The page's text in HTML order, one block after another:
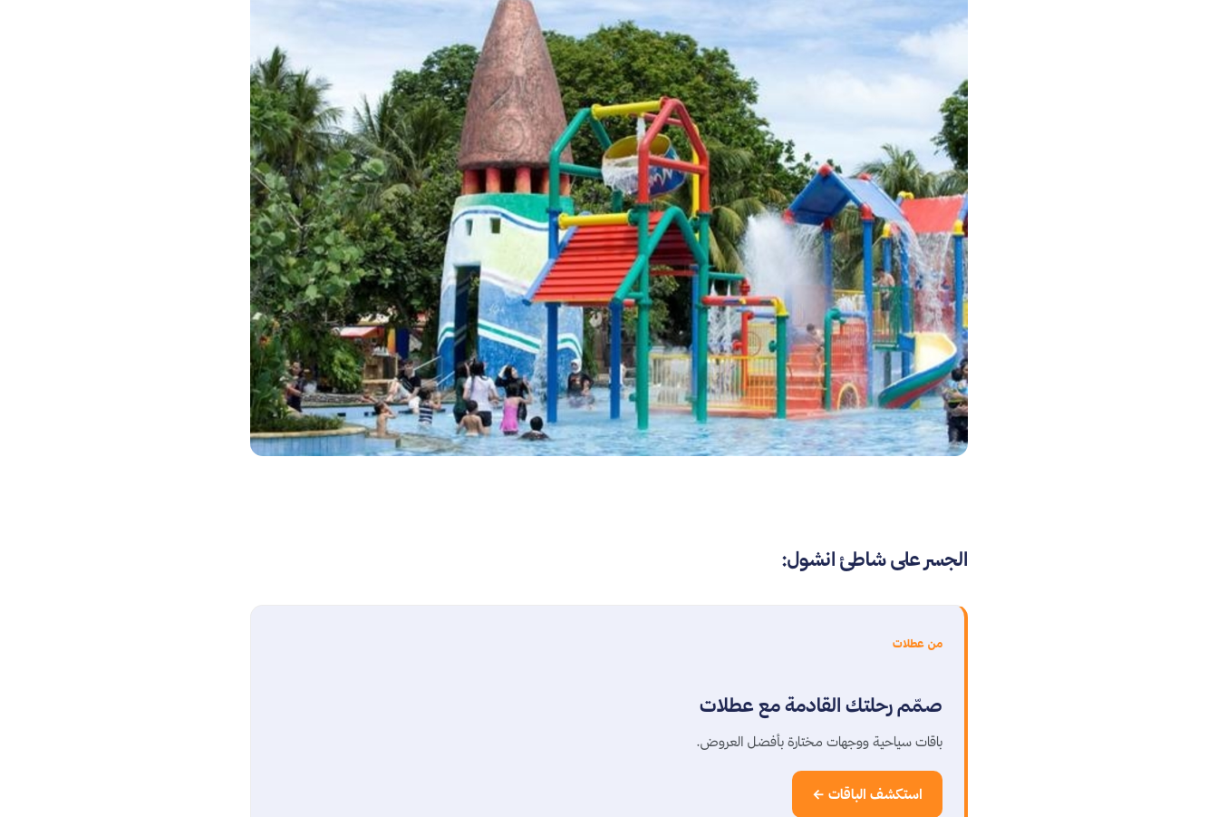
الجسر على شاطئ انشول:
من عطلات
صمّم رحلتك القادمة مع عطلات
باقات سياحية ووجهات مختارة بأفضل العروض.
استكشف الباقات ←